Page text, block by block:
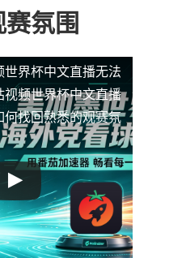
氛围
界杯中文直播无法
视频世界杯中文直播
何找回熟悉的观赛氛